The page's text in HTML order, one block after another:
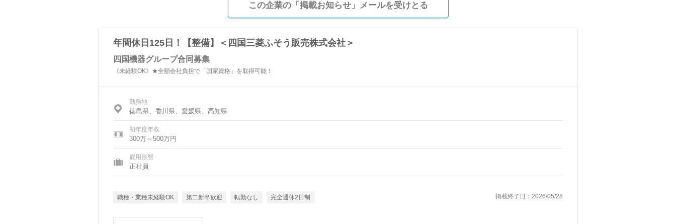
この企業の「掲載お知らせ」メールを受けとる
年間休日125日！【整備】＜四国三菱ふそう販売株式会社＞
四国機器グループ合同募集
《未経験OK》★全額会社負担で「国家資格」を取得可能！
勤務地
徳島県、香川県、愛媛県、高知県
初年度年収
300万～500万円
雇用形態
正社員
職種・業種未経験OK 第二新卒歓迎 転勤なし 完全週休2日制 掲載終了日：2026/05/28